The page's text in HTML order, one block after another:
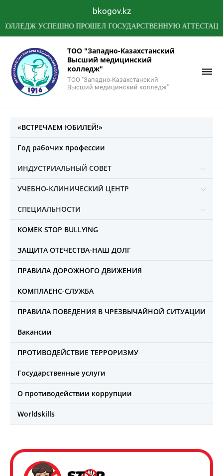
bkogov.kz
УСПЕШНО ПРОШЕЛ ГОСУДАРСТВЕННУЮ АТТЕСТАЦИЮ
ТОО "Западно-Казахстанский
Высший медицинский
колледж"
ТОО "Западно-Казахстанский
Высший медицинский колледж"
«ВСТРЕЧАЕМ ЮБИЛЕЙ!»
Год рабочих профессии
ИНДУСТРИАЛЬНЫЙ СОВЕТ
УЧЕБНО-КЛИНИЧЕСКИЙ ЦЕНТР
СПЕЦИАЛЬНОСТИ
KOMEK STOP BULLYING
ЗАЩИТА ОТЕЧЕСТВА-НАШ ДОЛГ
ПРАВИЛА ДОРОЖНОГО ДВИЖЕНИЯ
КОМПЛАЕНС-СЛУЖБА
ПРАВИЛА ПОВЕДЕНИЯ В ЧРЕЗВЫЧАЙНОЙ СИТУАЦИИ
Вакансии
ПРОТИВОДЕЙСТВИЕ ТЕРРОРИЗМУ
Государственные услуги
О противодействии коррупции
Worldskills